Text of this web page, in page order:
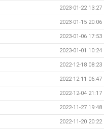
2023-01-22 13:27
2023-01-15 20:06
2023-01-06 17:53
2023-01-01 10:24
2022-12-18 08:23
2022-12-11 06:47
2022-12-04 21:17
2022-11-27 19:48
2022-11-20 20:22